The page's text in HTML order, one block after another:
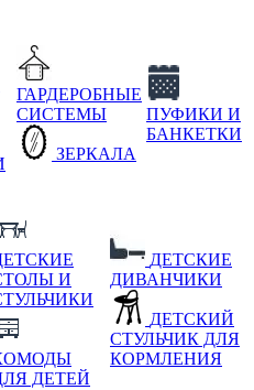
ГАРДЕРОБНЫЕ
СИСТЕМЫ
ЗЕРКАЛА
ПУФИКИ И
БАНКЕТКИ
И
ДЕТЕЙ
ДЕТСКИЕ
ДИВАНЧИКИ
ДЕТСКИЙ
СТУЛЬЧИК ДЛЯ
КОРМЛЕНИЯ